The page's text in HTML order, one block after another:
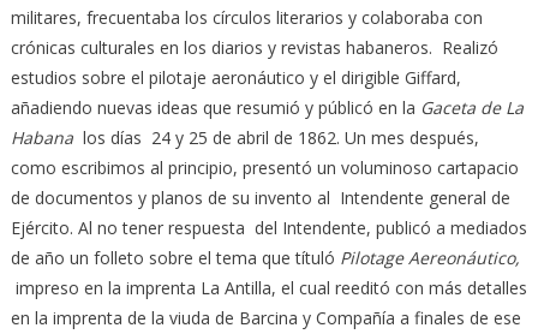
militares, frecuentaba los círculos literarios y colaboraba con
crónicas culturales en los diarios y revistas habaneros. Realizó
estudios sobre el pilotaje aeronáutico y el dirigible Giffard,
añadiendo nuevas ideas que resumió y públicó en la Gaceta de La
Habanalos días 24 y 25 de abril de 1862. Un mes después,
como escribimos al principio, presentó un voluminoso cartapacio
de documentos y planos de su invento al Intendente general de
Ejército. Al no tener respuesta del Intendente, publicó a mediados
de año un folleto sobre el tema que títuló Pilotage Aereonáutico,
impreso en la imprenta La Antilla, el cual reeditó con más detalles
en la imprenta de la viuda de Barcina y Compañía a finales de ese